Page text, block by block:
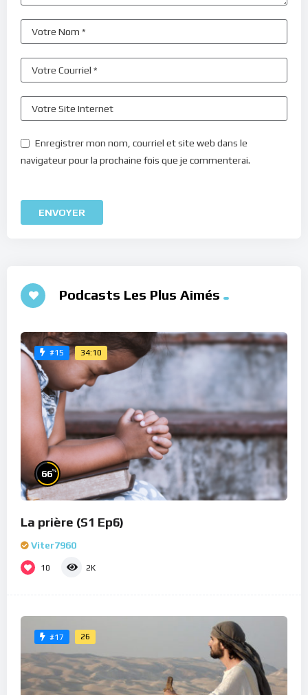
Enregistrer mon nom, courriel et site web dans le
navigateur pour la prochaine fois que je commenterai.
Podcasts Les Plus Aimés
#15 34:10
66%
La prière (S1 Ep6)
Viter7960
10 2K
#17 26